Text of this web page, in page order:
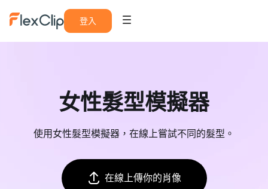
登入
女性髮型模擬器
使用女性髮型模擬器，在線上嘗試不同的髮型。
在線上傳你的肖像